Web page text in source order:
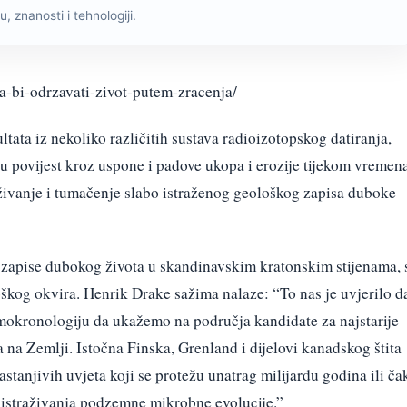
znanosti i tehnologiji.
bi-odrzavati-zivot-putem-zracenja/
iz nekoliko različitih sustava radioizotopskog datiranja,
kroz uspone i padove ukopa i erozije tijekom
i tumačenje slabo istraženog geološkog zapisa duboke
dubokog života u skandinavskim kratonskim stijenama,
okvira. Henrik Drake sažima nalaze: “To nas je uvjerilo
da ukažemo na područja kandidate za najstarije
Zemlji. Istočna Finska, Grenland i dijelovi kanadskog štita
uvjeta koji se protežu unatrag milijardu godina ili
podzemne mikrobne evolucije.”